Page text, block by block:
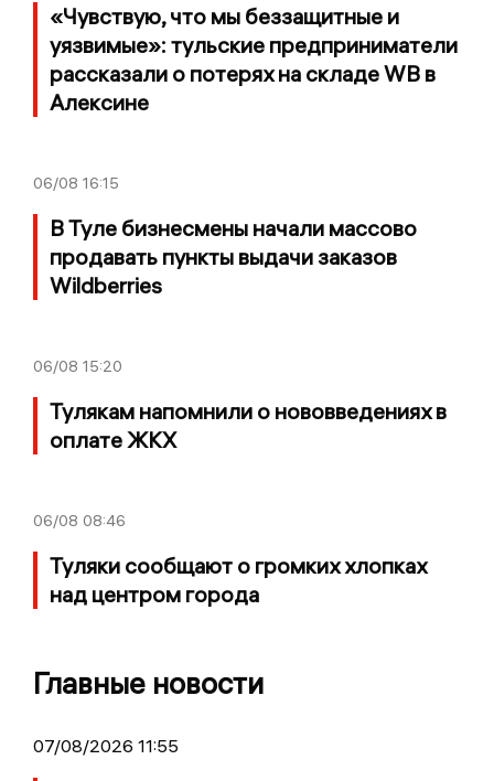
«Чувствую, что мы беззащитные и
уязвимые»: тульские предприниматели
рассказали о потерях на складе WB в
Алексине
06/08 16:15
В Туле бизнесмены начали массово
продавать пункты выдачи заказов
Wildberries
06/08 15:20
Тулякам напомнили о нововведениях в
оплате ЖКХ
06/08 08:46
Туляки сообщают о громких хлопках
над центром города
Главные новости
07/08/2026 11:55